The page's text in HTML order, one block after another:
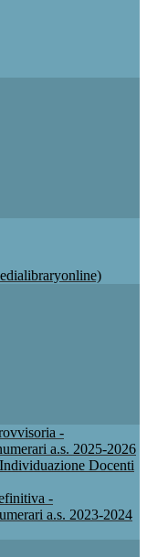
-
a.s. 2025-2026
Docenti
-
a.s. 2023-2024